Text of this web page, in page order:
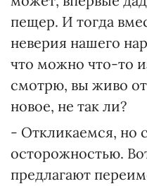
пещер. И тогда
неверия нашего
что можно что-то
смотрю, вы живо
новое, не так ли?
- Откликаемся, но
осторожностью.
предлагают